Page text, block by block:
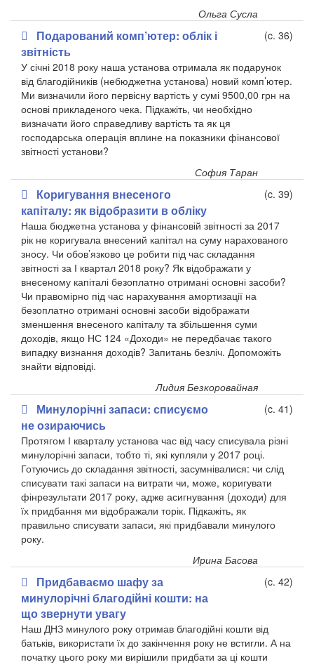
Ольга Сусла
Подарований комп’ютер: облік і
звітність
(c. 36)
У січні 2018 року наша установа отримала як подарунок
від благодійників (небюджетна установа) новий комп’ютер.
Ми визначили його первісну вартість у сумі 9500,00 грн на
основі прикладеного чека. Підкажіть, чи необхідно
визначати його справедливу вартість та як ця
господарська операція вплине на показники фінансової
звітності установи?
София Таран
Коригування внесеного
капіталу: як відобразити в обліку
(c. 39)
Наша бюджетна установа у фінансовій звітності за 2017
рік не коригувала внесений капітал на суму нарахованого
зносу. Чи обов’язково це робити під час складання
звітності за І квартал 2018 року? Як відображати у
внесеному капіталі безоплатно отримані основні засоби?
Чи правомірно під час нарахування амортизації на
безоплатно отримані основні засоби відображати
зменшення внесеного капіталу та збільшення суми
доходів, якщо НС 124 «Доходи» не передбачає такого
випадку визнання доходів? Запитань безліч. Допоможіть
знайти відповіді.
Лидия Безкоровайная
Минулорічні запаси: списуємо
не озираючись
(c. 41)
Протягом І кварталу установа час від часу списувала різні
минулорічні запаси, тобто ті, які купляли у 2017 році.
Готуючись до складання звітності, засумнівалися: чи слід
списувати такі запаси на витрати чи, може, коригувати
фінрезультати 2017 року, адже асигнування (доходи) для
їх придбання ми відображали торік. Підкажіть, як
правильно списувати запаси, які придбавали минулого
року.
Ирина Басова
Придбаваємо шафу за
минулорічні благодійні кошти: на
що звернути увагу
(c. 42)
Наш ДНЗ минулого року отримав благодійні кошти від
батьків, використати їх до закінчення року не встигли. А на
початку цього року ми вирішили придбати за ці кошти